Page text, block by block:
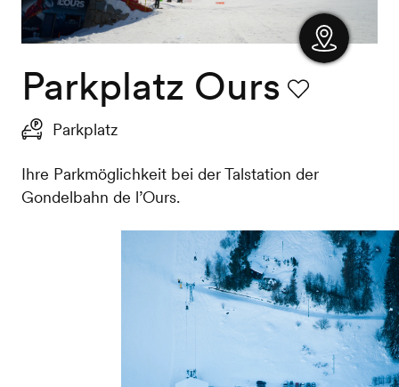
Karte
Parkplatz Ours
Parkplatz
Ihre Parkmöglichkeit bei der Talstation der
Gondelbahn de l’Ours.